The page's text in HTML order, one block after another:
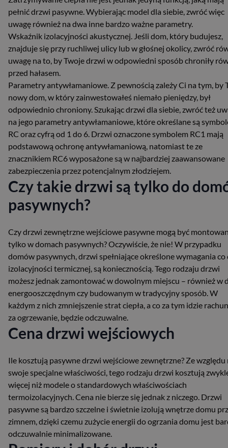
pełnić drzwi pasywne. Wybierając model dla siebie, zwróć więc
uwagę również na dwa inne bardzo ważne parametry.
Wskaźnik izolacyjności akustycznej. Jeśli dom, który budujesz,
znajduje się przy ruchliwej ulicy lub w głośnej okolicy, zwróć
uwagę na to, by Twoje drzwi w odpowiedni sposób chroniły
przed hałasem.
Parametry antywłamaniowe. Z pewnością zależy Ci na tym, by
nowy dom, w który zainwestowałeś niemało pieniędzy, był
odpowiednio chroniony. Szukając drzwi dla siebie, zwróć też
na jego parametry antywłamaniowe, które określane są
RC oraz cyfrą od 1 do 6. Drzwi oznaczone symbolem RC1 mają
podstawową ochronę antywłamaniową, natomiast te ze
znacznikiem RC6 wyposażone są w najbardziej zaawansowane
zabezpieczenia przez potencjalnym złodziejem.
Czy takie drzwi są tylko do
pasywnych?
Czy drzwi zewnętrzne wejściowe pasywne mogą być
tylko w domach pasywnych? Oczywiście, że nie! W przypadku
domów pasywnych, drzwi spełniające określone wymagania co
izolacyjności termicznej, są koniecznością. Tego rodzaju drzwi
możesz jednak zamontować w dowolnym miejscu – również w
energooszczędnym czy budowanym w tradycyjny sposób. W
każdym z nich zmniejszenie strat ciepła, a co za tym idzie
za ogrzewanie, będzie odczuwalne.
Cena drzwi wejściowych
Ile kosztują pasywne drzwi wejściowe zewnętrzne? Ze względu
swoje specjalne właściwości, tego rodzaju drzwi kosztują
więcej niż modele o standardowych właściwościach
termoizolacyjnych. Cena nie bierze się jednak z niczego. Drzwi
pasywne są bardzo szczelne i świetnie izolują wnętrze domu
zimnem, dzięki czemu zużycie energii do ogrzania domu jest
odczuwalnie minimalizowane.